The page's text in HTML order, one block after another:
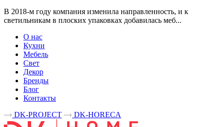
В 2018-м году компания изменила направленность, и к
светильникам в плоских упаковках добавилась меб...
О нас
Кухни
Мебель
Свет
Декор
Бренды
Блог
Контакты
DK-PROJECT
DK-HORECA